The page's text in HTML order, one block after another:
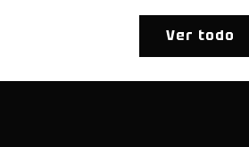
Ver todo